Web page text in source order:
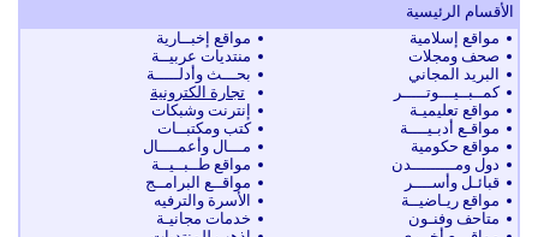
الأقسام الرئيسية
مواقع إسلامية
صحف ومجلات
البريد المجاني
كمــبــيـــوتـــــر
مواقع تعليميـة
مواقـع أدبـيــــة
مواقع حكومية
دول ومـــــــــدن
قبائـل وأســــر
مواقع ريـاضيــة
متاحف وفنـون
مواقع إخبــارية
منتديات عربيــة
بحـــث وأدلـــــة
تجارة الكترونية
إنترنت وشبكات
كتب ومكتبــات
مـــال وأعمــــال
مواقع طــبــيــة
مواقــع البرامــج
الأسرة والترفيه
خدمات مجانيـة